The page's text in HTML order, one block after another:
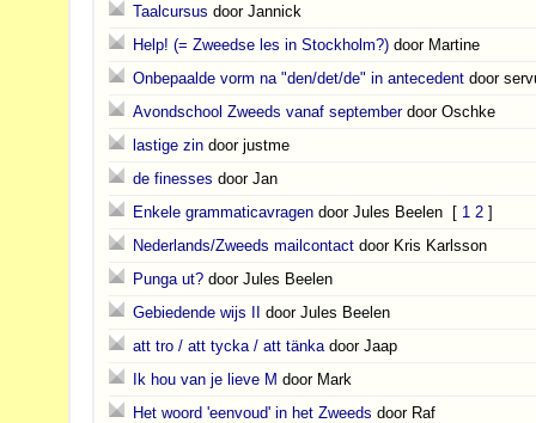
Taalcursus door Jannick
Help! (= Zweedse les in Stockholm?) door Martine
Onbepaalde vorm na "den/det/de" in antecedent door
Avondschool Zweeds vanaf september door Oschke
lastige zin door justme
de finesses door Jan
Enkele grammaticavragen door Jules Beelen[ 1 2]
Nederlands/Zweeds mailcontact door Kris Karlsson
Punga ut? door Jules Beelen
Gebiedende wijs II
door Jules Beelen
att tro / att tycka / att tänka door Jaap
Ik hou van je lieve M door Mark
Het woord 'eenvoud' in het Zweeds door Raf